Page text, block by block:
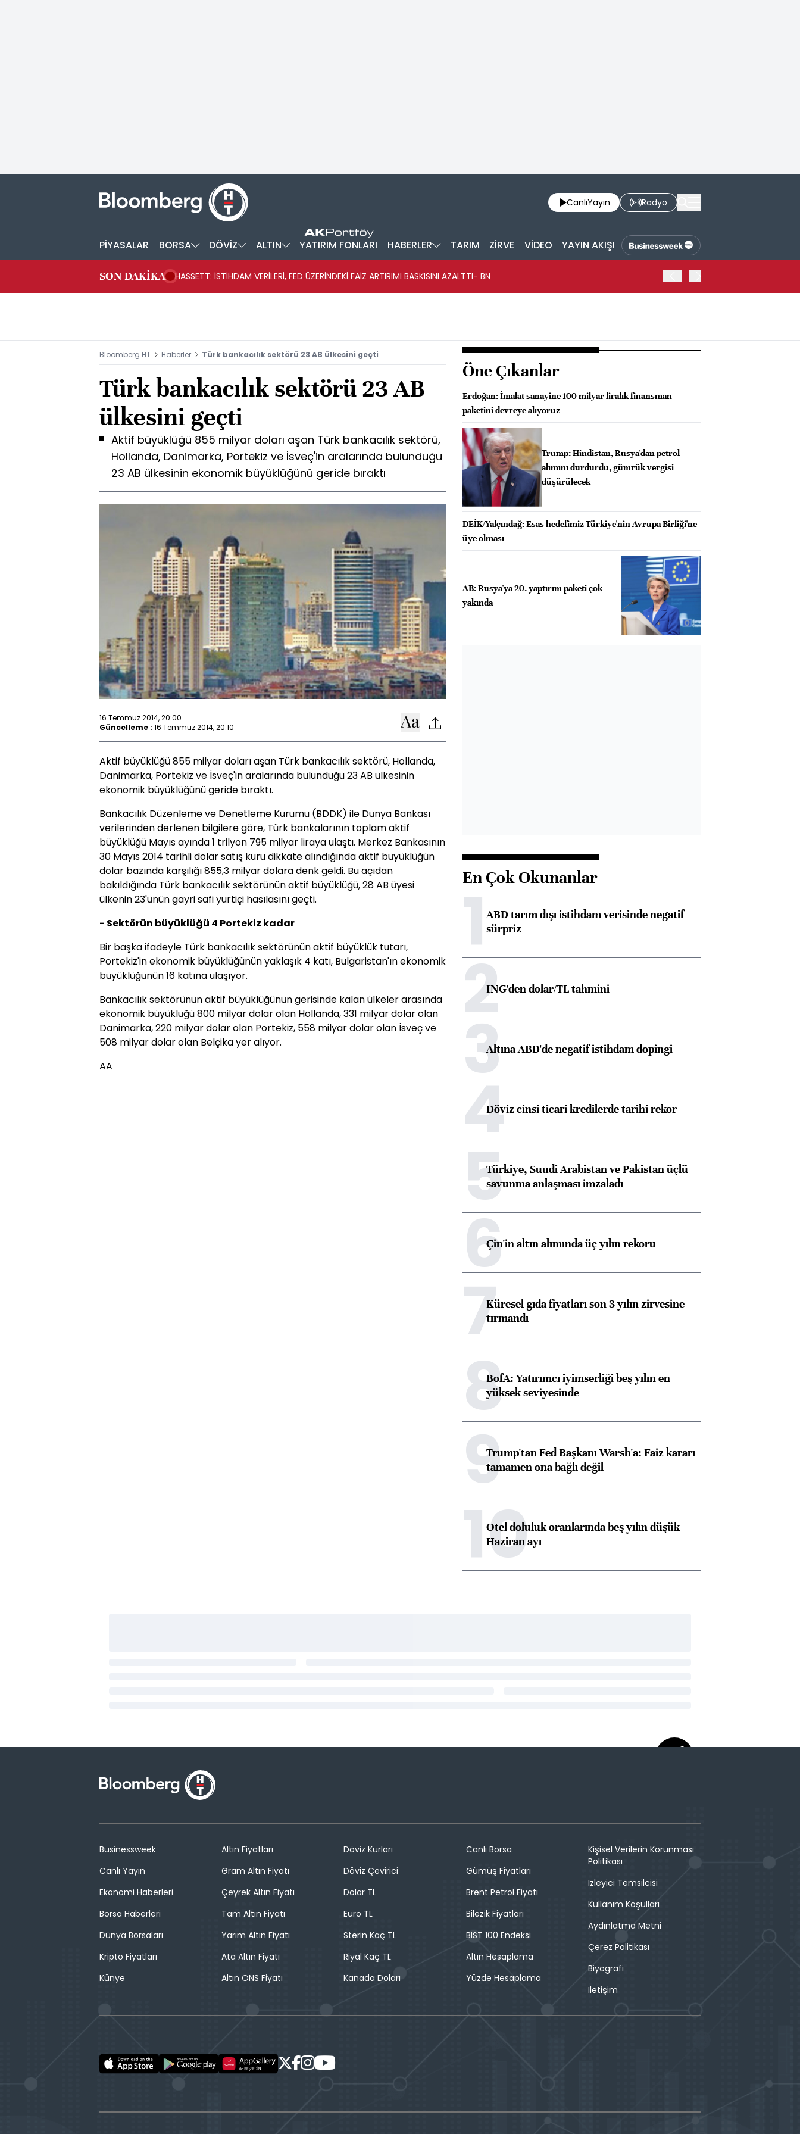
CanlıYayın Radyo
PİYASALAR BORSA DÖVİZ ALTIN YATIRIM FONLARI HABERLER TARIM ZİRVE VİDEO YAYIN AKIŞI
SON DAKİKA HASSETT: İSTİHDAM VERİLERİ, FED ÜZERİNDEKİ FAİZ ARTIRIMI BASKISINI AZALTTI- BN
Bloomberg HT Haberler Türk bankacılık sektörü 23 AB ülkesini geçti
Türk bankacılık sektörü 23 AB
ülkesini geçti
Aktif büyüklüğü 855 milyar doları aşan Türk bankacılık sektörü,
Hollanda, Danimarka, Portekiz ve İsveç'in aralarında bulunduğu
23 AB ülkesinin ekonomik büyüklüğünü geride bıraktı
16 Temmuz 2014, 20:00
Güncelleme : 16 Temmuz 2014, 20:10
Aktif büyüklüğü 855 milyar doları aşan Türk bankacılık sektörü, Hollanda,
Danimarka, Portekiz ve İsveç'in aralarında bulunduğu 23 AB ülkesinin
ekonomik büyüklüğünü geride bıraktı.
Bankacılık Düzenleme ve Denetleme Kurumu (BDDK) ile Dünya Bankası
verilerinden derlenen bilgilere göre, Türk bankalarının toplam aktif
büyüklüğü Mayıs ayında 1 trilyon 795 milyar liraya ulaştı. Merkez Bankasının
30 Mayıs 2014 tarihli dolar satış kuru dikkate alındığında aktif büyüklüğün
dolar bazında karşılığı 855,3 milyar dolara denk geldi. Bu açıdan
bakıldığında Türk bankacılık sektörünün aktif büyüklüğü, 28 AB üyesi
ülkenin 23'ünün gayri safi yurtiçi hasılasını geçti.
- Sektörün büyüklüğü 4 Portekiz kadar
Bir başka ifadeyle Türk bankacılık sektörünün aktif büyüklük tutarı,
Portekiz'in ekonomik büyüklüğünün yaklaşık 4 katı, Bulgaristan'ın ekonomik
büyüklüğünün 16 katına ulaşıyor.
Bankacılık sektörünün aktif büyüklüğünün gerisinde kalan ülkeler arasında
ekonomik büyüklüğü 800 milyar dolar olan Hollanda, 331 milyar dolar olan
Danimarka, 220 milyar dolar olan Portekiz, 558 milyar dolar olan İsveç ve
508 milyar dolar olan Belçika yer alıyor.
AA
Öne Çıkanlar
Erdoğan: İmalat sanayine 100 milyar liralık finansman
paketini devreye alıyoruz
Trump: Hindistan, Rusya'dan petrol
alımını durdurdu, gümrük vergisi
düşürülecek
DEİK/Yalçındağ: Esas hedefimiz Türkiye'nin Avrupa Birliği'ne
üye olması
AB: Rusya'ya 20. yaptırım paketi çok
yakında
En Çok Okunanlar
1ABD tarım dışı istihdam verisinde negatif
sürpriz
2ING'den dolar/TL tahmini
3Altına ABD'de negatif istihdam dopingi
4Döviz cinsi ticari kredilerde tarihi rekor
5Türkiye, Suudi Arabistan ve Pakistan üçlü
savunma anlaşması imzaladı
6Çin'in altın alımında üç yılın rekoru
7Küresel gıda fiyatları son 3 yılın zirvesine
tırmandı
8BofA: Yatırımcı iyimserliği beş yılın en
yüksek seviyesinde
9Trump'tan Fed Başkanı Warsh'a: Faiz kararı
tamamen ona bağlı değil
10
Otel doluluk oranlarında beş yılın düşük
Haziran ayı
Businessweek
Canlı Yayın
Ekonomi Haberleri
Borsa Haberleri
Dünya Borsaları
Kripto Fiyatları
Künye
Altın Fiyatları
Gram Altın Fiyatı
Çeyrek Altın Fiyatı
Tam Altın Fiyatı
Yarım Altın Fiyatı
Ata Altın Fiyatı
Altın ONS Fiyatı
Döviz Kurları
Döviz Çevirici
Dolar TL
Euro TL
Sterin Kaç TL
Riyal Kaç TL
Kanada Doları
Canlı Borsa
Gümüş Fiyatları
Brent Petrol Fiyatı
Bilezik Fiyatları
BIST 100 Endeksi
Altın Hesaplama
Yüzde Hesaplama
Kişisel Verilerin Korunması
Politikası
İzleyici Temsilcisi
Kullanım Koşulları
Aydınlatma Metni
Çerez Politikası
Biyografi
İletişim